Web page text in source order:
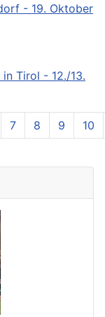
- 19. Oktober
Tirol - 12./13.
**Page 2 of 73**
7 8 9 10